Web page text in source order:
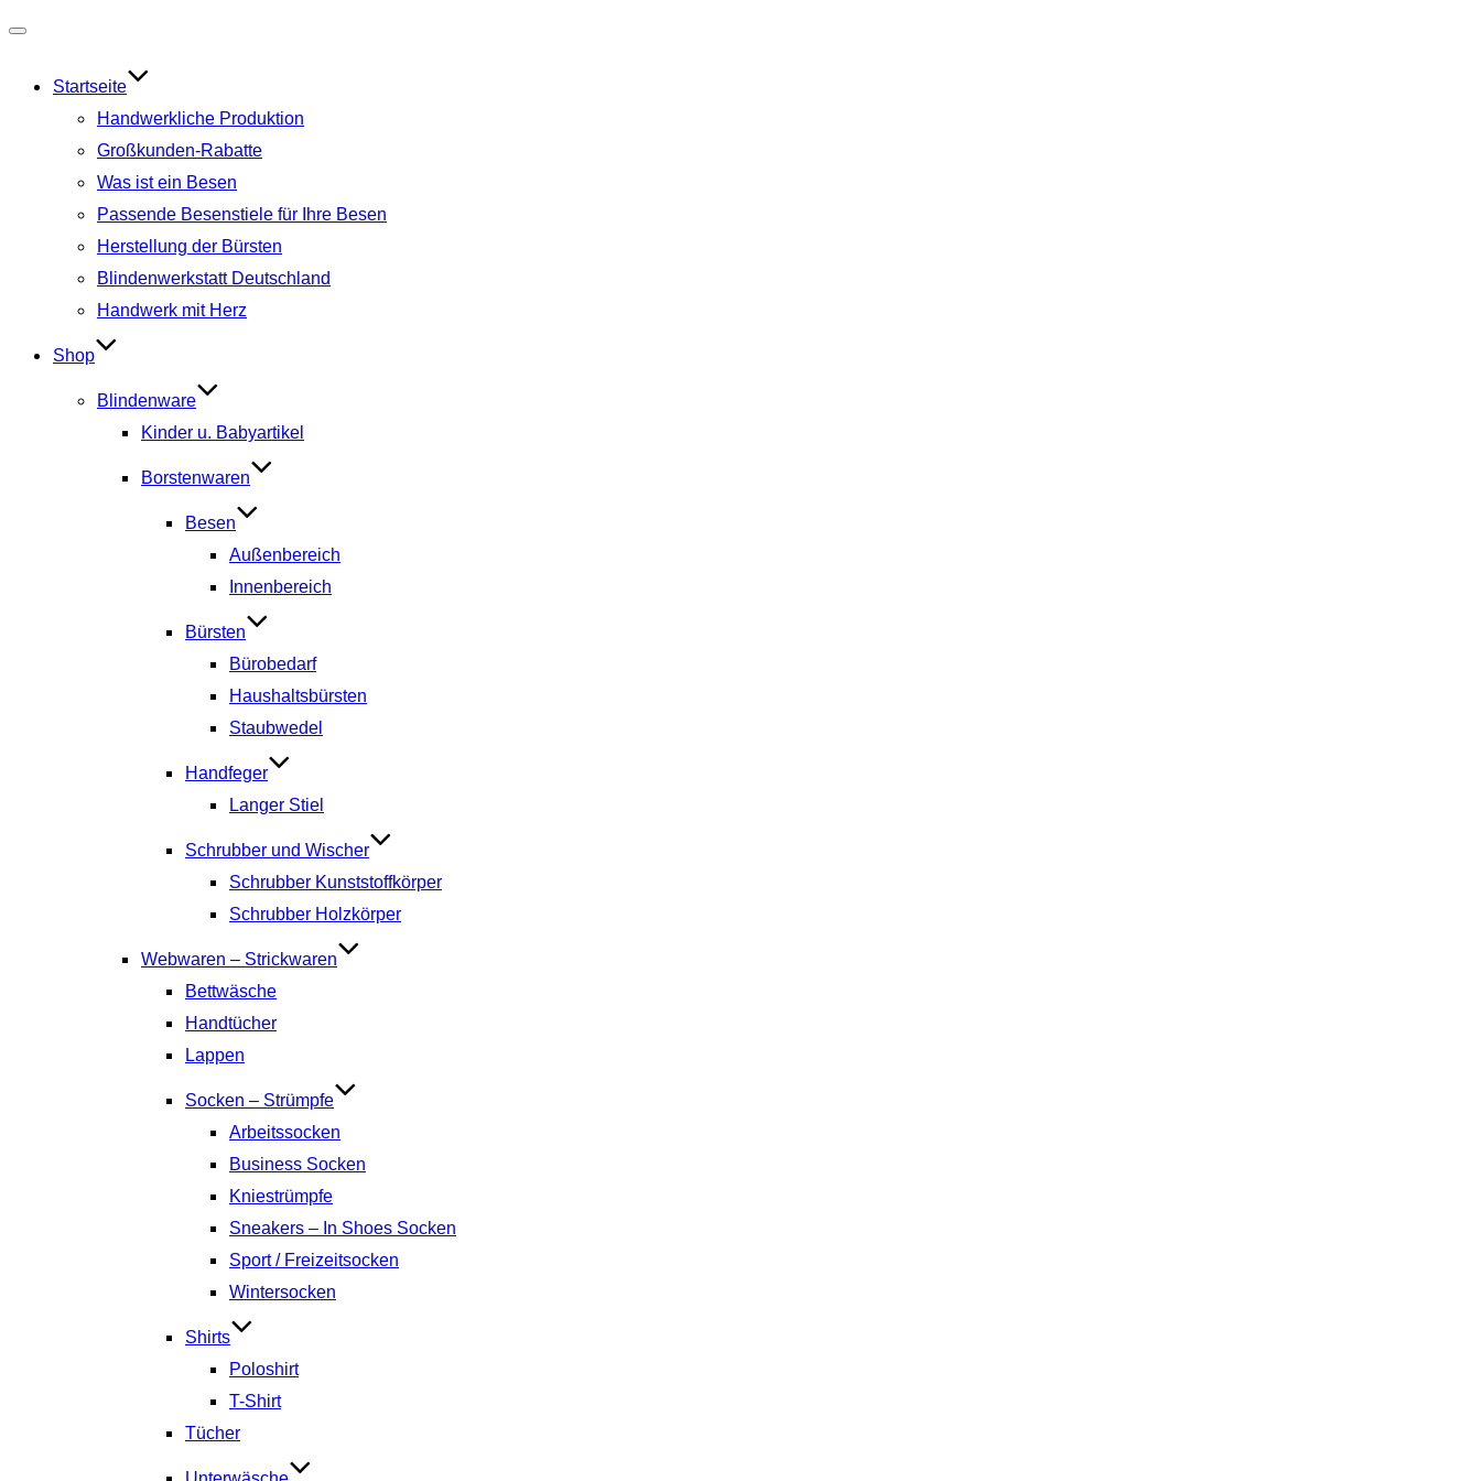
umschalten
Startseite
Handwerkliche Produktion
Großkunden-Rabatte
Was ist ein Besen
Passende Besenstiele für Ihre Besen
Herstellung der Bürsten
Blindenwerkstatt Deutschland
Handwerk mit Herz
Shop
Blindenware
Kinder u. Babyartikel
Borstenwaren
Besen
Außenbereich
Innenbereich
Bürsten
Bürobedarf
Haushaltsbürsten
Staubwedel
Handfeger
Langer Stiel
Schrubber und Wischer
Schrubber Kunststoffkörper
Schrubber Holzkörper
Webwaren – Strickwaren
Bettwäsche
Handtücher
Lappen
Socken – Strümpfe
Arbeitssocken
Business Socken
Kniestrümpfe
Sneakers – In Shoes Socken
Sport / Freizeitsocken
Wintersocken
Shirts
Poloshirt
T-Shirt
Tücher